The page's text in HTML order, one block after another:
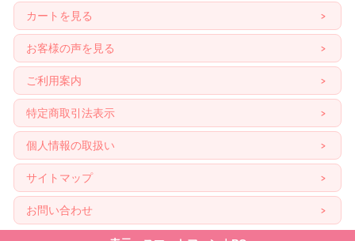
カートを見る
お客様の声を見る
ご利用案内
特定商取引法表示
個人情報の取扱い
サイトマップ
お問い合わせ